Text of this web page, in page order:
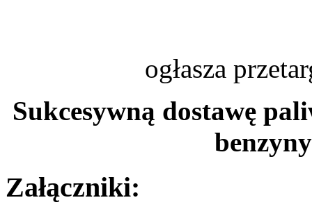
ogłasza
Sukcesywną dostawę
Załączniki: